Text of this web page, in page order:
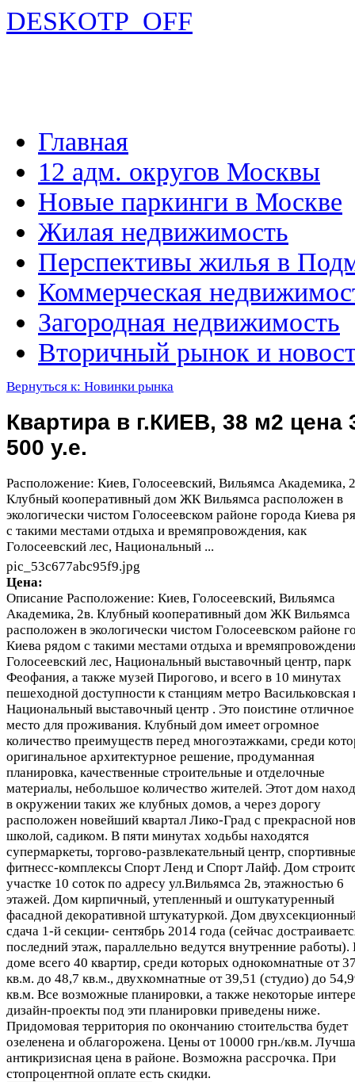
DESKOTP_OFF
Главная
12 адм. округов Москвы
Новые паркинги в Москве
Жилая недвижимость
Перспективы жилья в
Коммерческая
Загородная недвижимость
Вторичный рынок и
Вернуться к: Новинки рынка
Квартира в г.КИЕВ, 38 м2 цена
500 у.е.
Расположение: Киев, Голосеевский, Вильямса Академика,
Клубный кооперативный дом ЖК Вильямса расположен в
экологически чистом Голосеевском районе города Киева
с такими местами отдыха и времяпровождения, как
Голосеевский лес, Национальный ...
pic_53c677abc95f9.jpg
Цена:
Описание Расположение: Киев, Голосеевский, Вильямса
Академика, 2в. Клубный кооперативный дом ЖК Вильямса
расположен в экологически чистом Голосеевском районе
Киева рядом с такими местами отдыха и
Голосеевский лес, Национальный выставочный центр, парк
Феофания, а также музей Пирогово, и всего в 10 минутах
пешеходной доступности к станциям метро Васильковская
Национальный выставочный центр . Это поистине отличное
место для проживания. Клубный дом имеет огромное
количество преимуществ перед многоэтажками, среди
оригинальное архитектурное решение, продуманная
планировка, качественные строительные и отделочные
материалы, небольшое количество жителей. Этот дом
в окружении таких же клубных домов, а через дорогу
расположен новейший квартал Лико-Град с прекрасной
школой, садиком. В пяти минутах ходьбы находятся
супермаркеты, торгово-развлекательный центр,
фитнесс-комплексы Спорт Ленд и Спорт Лайф. Дом
участке 10 соток по адресу ул.Вильямса 2в, этажностью 6
этажей. Дом кирпичный, утепленный и оштукатуренный
фасадной декоративной штукатуркой. Дом
сдача 1-й секции- сентябрь 2014 года (сейчас
последний этаж, параллельно ведутся внутренние работы).
доме всего 40 квартир, среди которых однокомнатные от
кв.м. до 48,7 кв.м., двухкомнатные от 39,51 (студио) до
кв.м. Все возможные планировки, а также некоторые
дизайн-проекты под эти планировки приведены ниже.
Придомовая территория по окончанию стоительства будет
озеленена и облагорожена. Цены от 10000 грн./кв.м.
антикризисная цена в районе. Возможна рассрочка. При
стопроцентной оплате есть скидки.